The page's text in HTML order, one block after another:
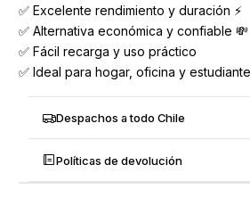
✅ Excelente rendimiento y duración ⚡
✅ Alternativa económica y confiable 💸
✅ Fácil recarga y uso práctico
✅ Ideal para hogar, oficina y
Despachos a todo Chile
Políticas de devolución